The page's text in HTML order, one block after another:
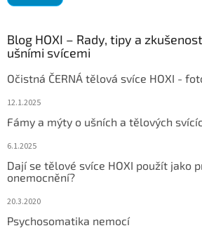
Blog HOXI – Rady, tipy a
ušními svícemi
Očistná ČERNÁ tělová svíce HOXI -
12.1.2025
Fámy a mýty o ušních a tělových
6.1.2025
Dají se tělové svíce HOXI použít jako
onemocnění?
20.3.2020
Psychosomatika nemocí